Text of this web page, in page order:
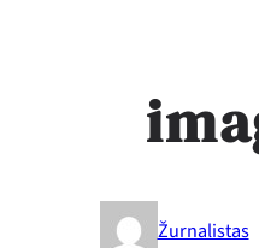
Žurnalistas